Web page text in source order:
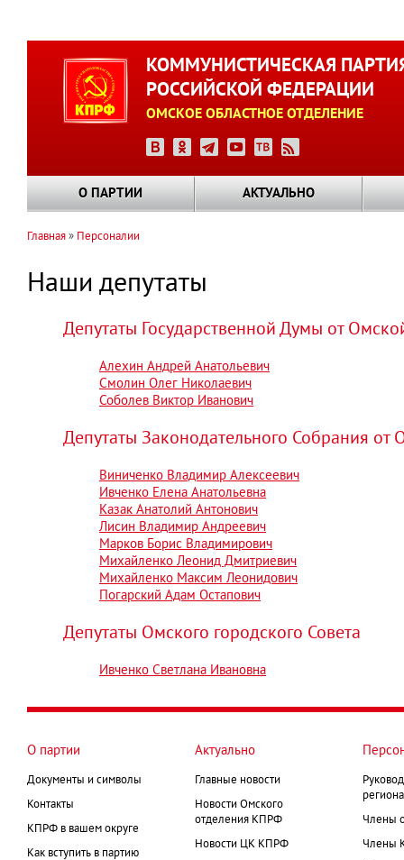
КОММУНИСТИЧЕСКАЯ
РОССИЙСКОЙ ФЕДЕРАЦИИ
ОМСКОЕ ОБЛАСТНОЕ ОТДЕЛЕНИЕ
О ПАРТИИ АКТУАЛЬНО
навигации
Главная Персоналии
Наши депутаты
Депутаты Государственной Думы от
Алехин Андрей Анатольевич
Смолин Олег Николаевич
Соболев Виктор Иванович
Депутаты Законодательного Собрания от
Виниченко Владимир Алексеевич
Ивченко Елена Анатольевна
Казак Анатолий Антонович
Лисин Владимир Андреевич
Марков Борис Владимирович
Михайленко Леонид Дмитриевич
Михайленко Максим Леонидович
Погарский Адам Остапович
Депутаты Омского городского Совета
Ивченко Светлана Ивановна
О партии
Документы и символы
Контакты
КПРФ в вашем округе
Как вступить в партию
Актуально
Главные новости
Новости Омского
отделения КПРФ
Новости ЦК КПРФ
Члены
Члены